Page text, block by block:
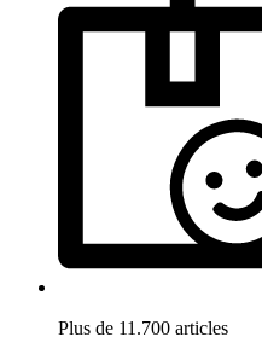
Plus de 11.700 articles